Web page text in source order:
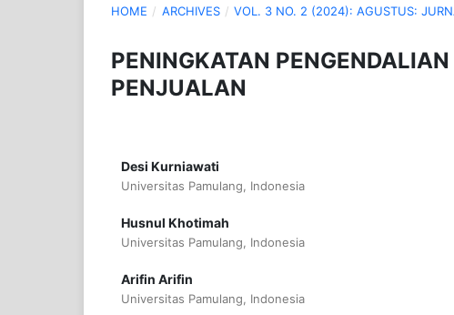
HOME / ARCHIVES / VOL. 3 NO. 2 (2024): AGUSTUS:
PENINGKATAN
PENJUALAN
Desi Kurniawati
Universitas Pamulang, Indonesia
Husnul Khotimah
Universitas Pamulang, Indonesia
Arifin Arifin
Universitas Pamulang, Indonesia